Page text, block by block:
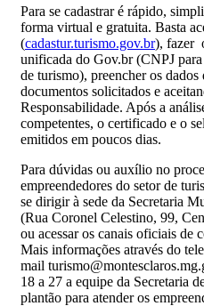
Para se cadastrar é rápido,
forma virtual e gratuita. Basta
(cadastur.turismo.gov.br), fazer
unificada do Gov.br (CNPJ
de turismo), preencher os
documentos solicitados e
Responsabilidade. Após a
competentes, o certificado e o
emitidos em poucos dias.
Para dúvidas ou auxílio no
empreendedores do setor de
se dirigir à sede da Secretaria
(Rua Coronel Celestino, 99,
ou acessar os canais oficiais de
Mais informações através do
mail
18 a 27 a equipe da Secretaria
plantão para atender os